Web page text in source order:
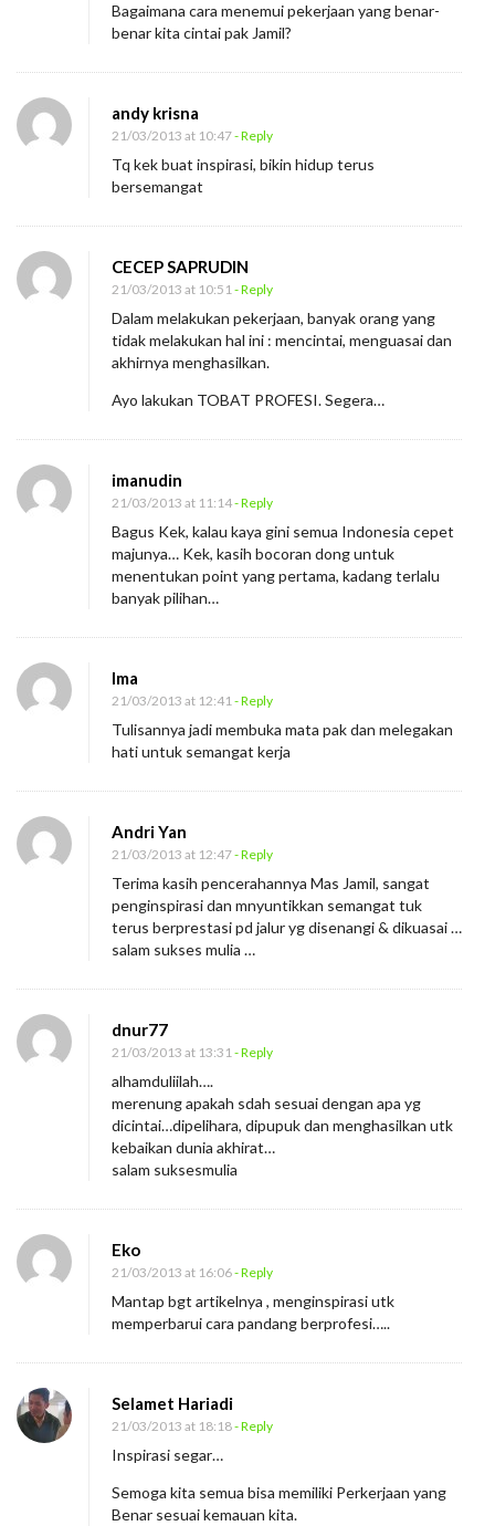
Bagaimana cara menemui pekerjaan yang benar-
benar kita cintai pak Jamil?
andy krisna
21/03/2013 at 10:47- Reply
Tq kek buat inspirasi, bikin hidup terus
bersemangat
CECEP SAPRUDIN
21/03/2013 at 10:51- Reply
Dalam melakukan pekerjaan, banyak orang yang
tidak melakukan hal ini : mencintai, menguasai dan
akhirnya menghasilkan.
Ayo lakukan TOBAT PROFESI. Segera…
imanudin
21/03/2013 at 11:14- Reply
Bagus Kek, kalau kaya gini semua Indonesia cepet
majunya… Kek, kasih bocoran dong untuk
menentukan point yang pertama, kadang terlalu
banyak pilihan…
Ima
21/03/2013 at 12:41- Reply
Tulisannya jadi membuka mata pak dan melegakan
hati untuk semangat kerja
Andri Yan
21/03/2013 at 12:47- Reply
Terima kasih pencerahannya Mas Jamil, sangat
penginspirasi dan mnyuntikkan semangat tuk
terus berprestasi pd jalur yg disenangi & dikuasai …
salam sukses mulia …
dnur77
21/03/2013 at 13:31- Reply
alhamduliilah….
merenung apakah sdah sesuai dengan apa yg
dicintai…dipelihara, dipupuk dan menghasilkan utk
kebaikan dunia akhirat…
salam suksesmulia
Eko
21/03/2013 at 16:06- Reply
Mantap bgt artikelnya , menginspirasi utk
memperbarui cara pandang berprofesi…..
Selamet Hariadi
21/03/2013 at 18:18- Reply
Inspirasi segar…
Semoga kita semua bisa memiliki Perkerjaan yang
Benar sesuai kemauan kita.